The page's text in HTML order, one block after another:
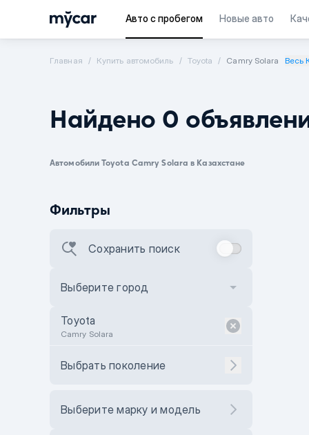
Авто с пробегом Новые авто
Главная Купить автомобиль Toyota Camry Solara Весь
Найдено 0
Автомобили Toyota Camry Solara в Казахстане
Фильтры
Сохранить поиск
Выберите город
Toyota
Camry Solara
Выбрать поколение
Выберите марку и модель